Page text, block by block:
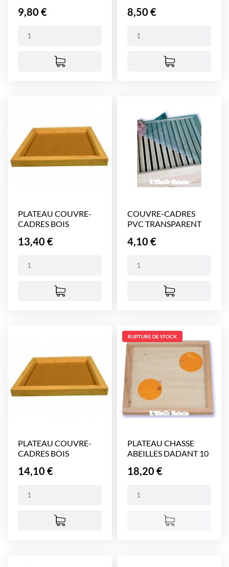
Prix
9,80 € Prix
8,50 €
PLATEAU COUVRE-
CADRES BOIS
Prix
13,40 €
COUVRE-CADRES
PVC TRANSPARENT
Prix
4,10 €
PLATEAU COUVRE-
CADRES BOIS
Prix
14,10 €
PLATEAU CHASSE
ABEILLES DADANT 10
Prix
18,20 €
RUPTURE DE STOCK